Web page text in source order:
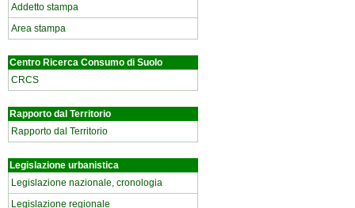
Addetto stampa
Area stampa
Centro Ricerca Consumo di Suolo
CRCS
Rapporto dal Territorio
Rapporto dal Territorio
Legislazione urbanistica
Legislazione nazionale, cronologia
Legislazione regionale